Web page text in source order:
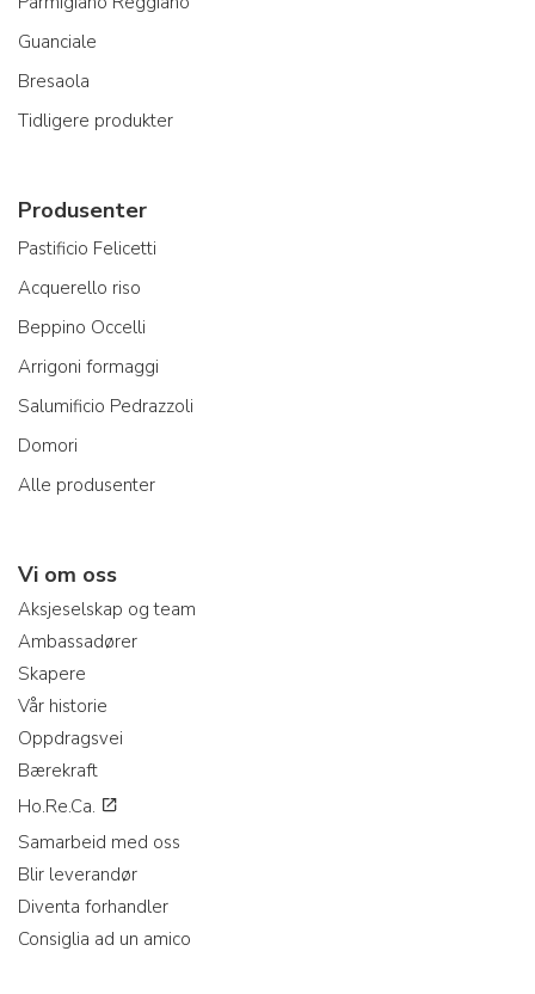
Guanciale
Bresaola
Tidligere produkter
Produsenter
Pastificio Felicetti
Acquerello riso
Beppino Occelli
Arrigoni formaggi
Salumificio Pedrazzoli
Domori
Alle produsenter
Vi om oss
Aksjeselskap og team
Ambassadører
Skapere
Vår historie
Oppdragsvei
Bærekraft
Ho.Re.Ca.
Samarbeid med oss
Blir leverandør
Diventa forhandler
Consiglia ad un amico